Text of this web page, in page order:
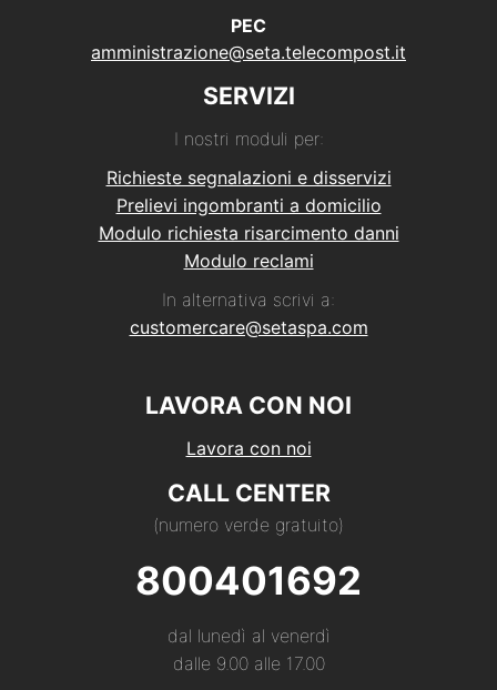
PEC
amministrazione@seta.telecompost.it
SERVIZI
I nostri moduli per:
Richieste segnalazioni e disservizi
Prelievi ingombranti a domicilio
Modulo richiesta risarcimento danni
Modulo reclami
In alternativa scrivi a:
customercare@setaspa.com
LAVORA CON NOI
Lavora con noi
CALL CENTER
(numero verde gratuito)
800401692
dal lunedì al venerdì
dalle 9.00 alle 17.00